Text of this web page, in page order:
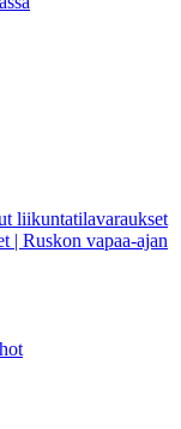
liikuntatilavaraukset
| Ruskon vapaa-ajan